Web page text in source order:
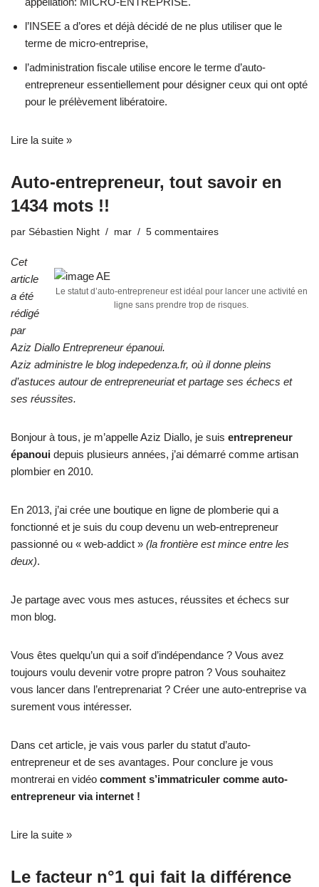
l’INSEE a d’ores et déjà décidé de ne plus utiliser que le
terme de micro-entreprise,
l’administration fiscale utilise encore le terme d’auto-
entrepreneur essentiellement pour désigner ceux qui ont opté
pour le prélèvement libératoire.
Lire la suite »
Auto-entrepreneur, tout savoir en
1434 mots !!
par Sébastien Night mar 5 commentaires
Le statut d’auto-entrepreneur est idéal pour lancer une activité en
ligne sans prendre trop de risques.
Cet
article
a été
rédigé
par
Aziz Diallo Entrepreneur épanoui.
Aziz administre le blog indepedenza.fr, où il donne pleins
d’astuces autour de entrepreneuriat et partage ses échecs et
ses réussites.
Bonjour à tous, je m’appelle Aziz Diallo, je suis entrepreneur
épanoui depuis plusieurs années, j’ai démarré comme artisan
plombier en 2010.
En 2013, j’ai crée une boutique en ligne de plomberie qui a
fonctionné et je suis du coup devenu un web-entrepreneur
passionné ou « web-addict » (la frontière est mince entre les
deux).
Je partage avec vous mes astuces, réussites et échecs sur
mon blog.
Vous êtes quelqu’un qui a soif d’indépendance ? Vous avez
toujours voulu devenir votre propre patron ? Vous souhaitez
vous lancer dans l’entreprenariat ? Créer une auto-entreprise va
surement vous intéresser.
Dans cet article, je vais vous parler du statut d’auto-
entrepreneur et de ses avantages. Pour conclure je vous
montrerai en vidéo comment s’immatriculer comme auto-
entrepreneur via internet !
Lire la suite »
Le facteur n°1 qui fait la différence